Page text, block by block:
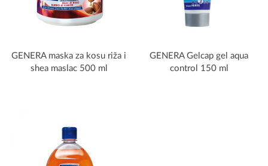
GENERA maska za kosu riža i
shea maslac 500 ml
GENERA Gelcap gel aqua
control 150 ml